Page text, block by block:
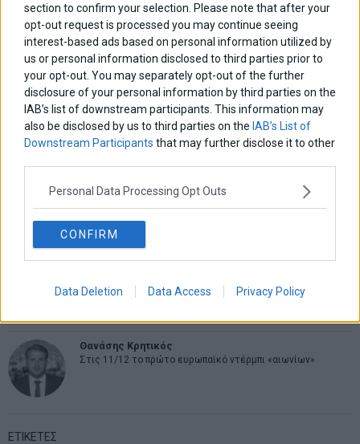
section to confirm your selection. Please note that after your
opt-out request is processed you may continue seeing
interest-based ads based on personal information utilized by
us or personal information disclosed to third parties prior to
your opt-out. You may separately opt-out of the further
disclosure of your personal information by third parties on the
IAB’s list of downstream participants. This information may
also be disclosed by us to third parties on the IAB’s List of
Downstream Participants that may further disclose it to other
Personal Data Processing Opt Outs
CONFIRM
Data Deletion Data Access Privacy Policy
Εύη Φραγκάκη
Η αληθινή παιδεία ξεκινά από την ψυχή…
Σταματίνα Σταματάκου
Η βία κατά των ζώων δεν αντέχει βολικές ερμηνείες
Δημήτρης Καμπουράκης
Από την αποθέωση στην καταγγελία: Η Ελλάδα πάντα
ψάχνει τον επόμενο Μεσσία
MIT Sloan: Οι AI-driven επιχειρήσεις διαμορφώνουν το νέο
μοντέλο επιχειρηματικότητας
Θανάσης Κρητικός
Στις 11/12 το πρώτο ευρωπαϊκό ντέρμπι «αιωνίων»
ΕΤΙΚΕΤΕΣ